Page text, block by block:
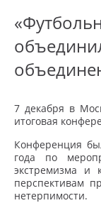
7 декабря в
итоговая
Конференция
года по
экстремизма и
перспективам
нетерпимости.